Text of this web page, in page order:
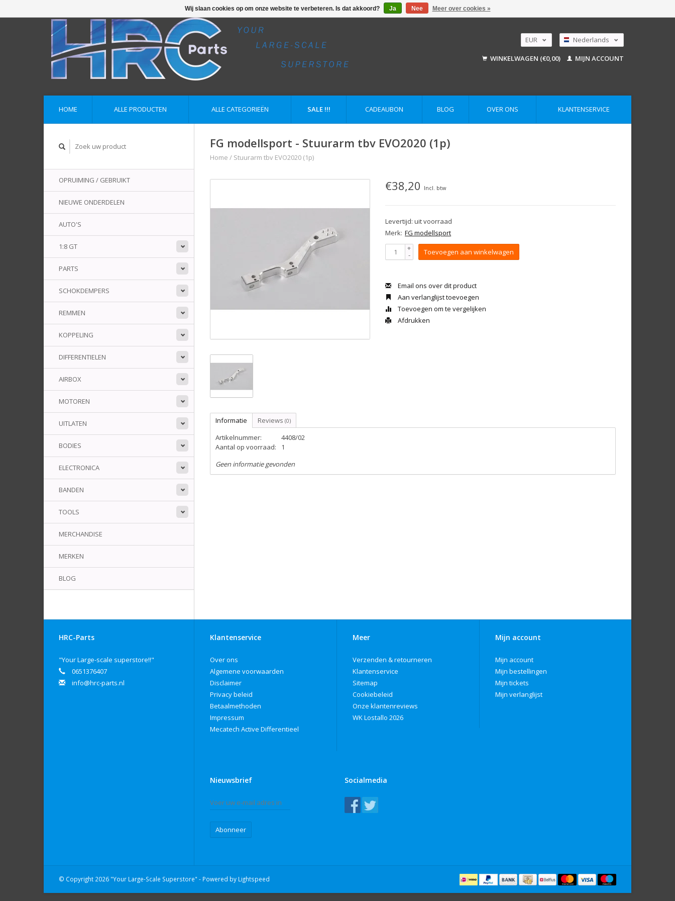
EUR
USD
Nederlands
English
WINKELWAGEN (€0,00) MIJN ACCOUNT
HOME ALLE PRODUCTEN ALLE CATEGORIEËN SALE !!! CADEAUBON BLOG OVER ONS KLANTENSERVICE
OPRUIMING / GEBRUIKT
NIEUWE ONDERDELEN
AUTO'S
1:8 GT
PARTS
SCHOKDEMPERS
REMMEN
KOPPELING
DIFFERENTIELEN
AIRBOX
MOTOREN
UITLATEN
BODIES
ELECTRONICA
BANDEN
TOOLS
MERCHANDISE
MERKEN
BLOG
FG modellsport - Stuurarm tbv EVO2020 (1p)
Home / Stuurarm tbv EVO2020 (1p)
€38,20 Incl. btw
Levertijd: uit voorraad
Merk: FG modellsport
+
- Toevoegen aan winkelwagen
Email ons over dit product
Aan verlanglijst toevoegen
Toevoegen om te vergelijken
Afdrukken
Informatie Reviews (0)
Artikelnummer:
4408/02
Aantal op voorraad:
1
Geen informatie gevonden
HRC-Parts
"Your Large-scale superstore!!"
0651376407
info@hrc-parts.nl
Klantenservice
Over ons
Algemene voorwaarden
Disclaimer
Privacy beleid
Betaalmethoden
Impressum
Mecatech Active Differentieel
Meer
Verzenden & retourneren
Klantenservice
Sitemap
Cookiebeleid
Onze klantenreviews
WK Lostallo 2026
Mijn account
Mijn account
Mijn bestellingen
Mijn tickets
Mijn verlanglijst
Nieuwsbrief
Abonneer
Socialmedia
© Copyright 2026 "Your Large-Scale Superstore" - Powered by Lightspeed
Wij slaan cookies op om onze website te verbeteren. Is dat akkoord? Ja Nee Meer over cookies »